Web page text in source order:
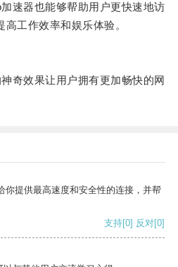
器也能够帮助用户更快速地访
工作效率和娱乐体验。
效果让用户拥有更加畅快的网
你提供最高速度和安全性的连接，并帮
支持[0] 反对[0]